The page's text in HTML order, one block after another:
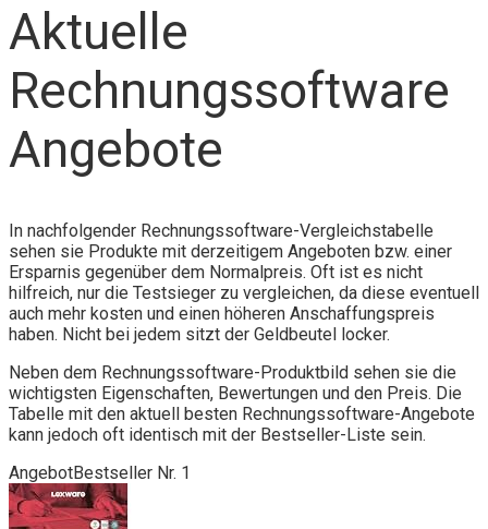
Aktuelle
Rechnungssoftware
Angebote
In nachfolgender Rechnungssoftware-Vergleichstabelle
sehen sie Produkte mit derzeitigem Angeboten bzw. einer
Ersparnis gegenüber dem Normalpreis. Oft ist es nicht
hilfreich, nur die Testsieger zu vergleichen, da diese eventuell
auch mehr kosten und einen höheren Anschaffungspreis
haben. Nicht bei jedem sitzt der Geldbeutel locker.
Neben dem Rechnungssoftware-Produktbild sehen sie die
wichtigsten Eigenschaften, Bewertungen und den Preis. Die
Tabelle mit den aktuell besten Rechnungssoftware-Angebote
kann jedoch oft identisch mit der Bestseller-Liste sein.
AngebotBestseller Nr. 1